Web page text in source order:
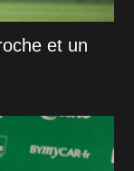
et un